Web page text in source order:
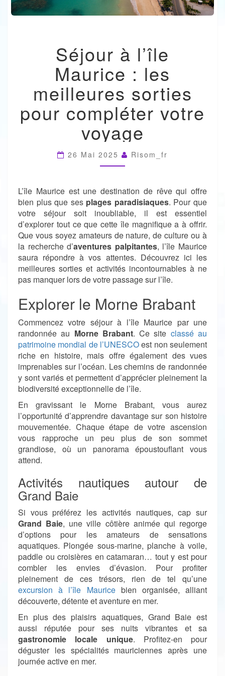
L’ÎLE
MAURICE
:
LES
MEILLEURES
SORTIES
POUR
COMPLÉTER
VOTRE
Séjour à l’île
Maurice : les
meilleures sorties
pour compléter votre
voyage
26 Mai 2025 Risom_fr
L’île Maurice est une destination de rêve qui offre
bien plus que ses plages paradisiaques. Pour que
votre séjour soit inoubliable, il est essentiel
d’explorer tout ce que cette île magnifique a à offrir.
Que vous soyez amateurs de nature, de culture ou à
la recherche d’aventures palpitantes, l’île Maurice
saura répondre à vos attentes. Découvrez ici les
meilleures sorties et activités incontournables à ne
pas manquer lors de votre passage sur l’île.
Explorer le Morne Brabant
Commencez votre séjour à l’île Maurice par une
randonnée au Morne Brabant. Ce site classé au
patrimoine mondial de l’UNESCOest non seulement
riche en histoire, mais offre également des vues
imprenables sur l’océan. Les chemins de randonnée
y sont variés et permettent d’apprécier pleinement la
biodiversité exceptionnelle de l’île.
En gravissant le Morne Brabant, vous aurez
l’opportunité d’apprendre davantage sur son histoire
mouvementée. Chaque étape de votre ascension
vous rapproche un peu plus de son sommet
grandiose, où un panorama époustouflant vous
attend.
Activités nautiques autour de
Grand Baie
Si vous préférez les activités nautiques, cap sur
Grand Baie, une ville côtière animée qui regorge
d’options pour les amateurs de sensations
aquatiques. Plongée sous-marine, planche à voile,
paddle ou croisières en catamaran… tout y est pour
combler les envies d’évasion. Pour profiter
pleinement de ces trésors, rien de tel qu’une
excursion à l’île Mauricebien organisée, alliant
découverte, détente et aventure en mer.
En plus des plaisirs aquatiques, Grand Baie est
aussi réputée pour ses nuits vibrantes et sa
gastronomie locale unique. Profitez-en pour
déguster les spécialités mauriciennes après une
journée active en mer.